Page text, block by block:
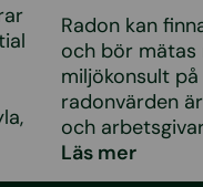
Radon kan
och bör mätas
miljökonsult
radonvärden
och
Läs mer